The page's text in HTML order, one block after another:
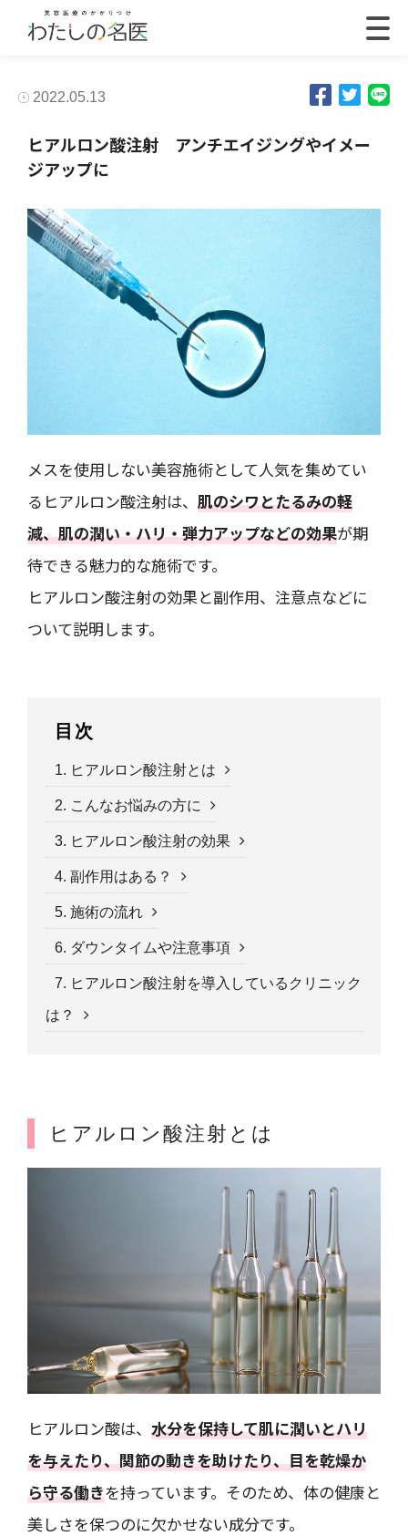
2022.05.13
ヒアルロン酸注射 アンチエイジングやイメー
ジアップに
メスを使用しない美容施術として人気を集めてい
るヒアルロン酸注射は、 肌のシワとたるみの軽
減、肌の潤い・ハリ・弾力アップなどの効果が期
待できる魅力的な施術です。
ヒアルロン酸注射の効果と副作用、注意点などに
ついて説明します。
目次
1. ヒアルロン酸注射とは
2. こんなお悩みの方に
3. ヒアルロン酸注射の効果
4. 副作用はある？
5. 施術の流れ
6. ダウンタイムや注意事項
7. ヒアルロン酸注射を導入しているクリニック
は？
ヒアルロン酸注射とは
ヒアルロン酸は、 水分を保持して肌に潤いとハリ
を与えたり、関節の動きを助けたり、目を乾燥か
ら守る働きを持っています。そのため、体の健康と
美しさを保つのに欠かせない成分です。